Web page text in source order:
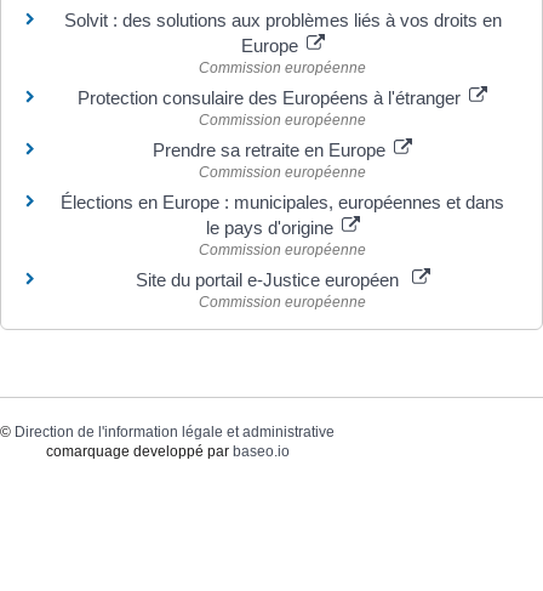
Solvit : des solutions aux problèmes liés à vos droits en
Europe
Commission européenne
Protection consulaire des Européens à l'étranger
Commission européenne
Prendre sa retraite en Europe
Commission européenne
Élections en Europe : municipales, européennes et dans
le pays d'origine
Commission européenne
Site du portail e-Justice européen
Commission européenne
© Direction de l'information légale et administrative
comarquage developpé par baseo.io